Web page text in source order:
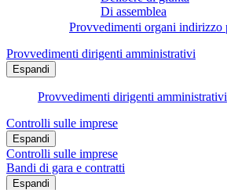
Di assemblea
Provvedimenti organi indirizzo
Provvedimenti dirigenti amministrativi
Espandi
Provvedimenti dirigenti amministrativi
Controlli sulle imprese
Espandi
Controlli sulle imprese
Bandi di gara e contratti
Espandi